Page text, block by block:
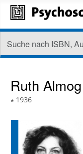
Ruth Almog
∗ 1936